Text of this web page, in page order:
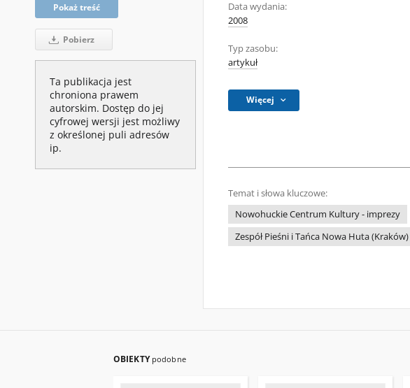
Pokaż treść
Pobierz
Ta publikacja jest
chroniona prawem
autorskim. Dostęp do jej
cyfrowej wersji jest możliwy
z określonej puli adresów
ip.
Data wydania:
2008
Typ zasobu:
artykuł
Więcej
Temat i słowa kluczowe:
Nowohuckie Centrum Kultury - imprezy
Zespół Pieśni i Tańca Nowa Huta (Kraków)
OBIEKTY podobne